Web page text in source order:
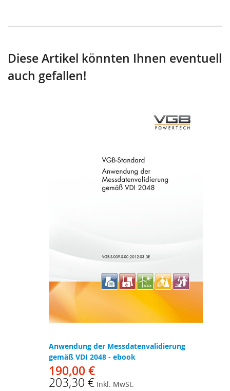
Diese Artikel könnten Ihnen eventuell
auch gefallen!
Anwendung der Messdatenvalidierung
gemäß VDI 2048 - ebook
190,00 €
203,30 € Inkl. MwSt.